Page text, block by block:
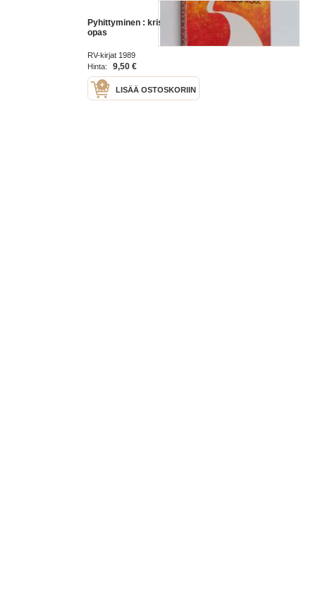
Pyhittyminen : kristillisen elämän
opas
RV-kirjat 1989
Hinta:
9,50 €
LISÄÄ OSTOSKORIIN